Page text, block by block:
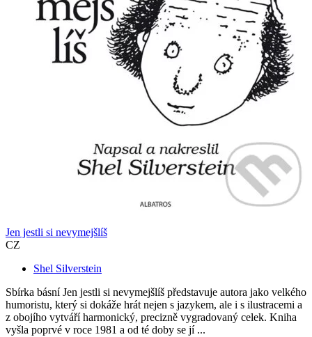
Jen jestli si nevymejšlíš
CZ
Shel Silverstein
Sbírka básní Jen jestli si nevymejšlíš představuje autora jako velkého
humoristu, který si dokáže hrát nejen s jazykem, ale i s ilustracemi a
z obojího vytváří harmonický, precizně vygradovaný celek. Kniha
vyšla poprvé v roce 1981 a od té doby se jí ...